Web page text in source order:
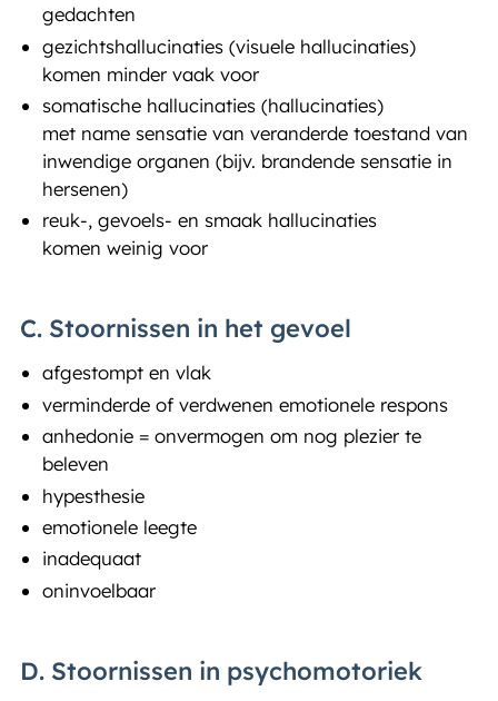
gedachten
gezichtshallucinaties (visuele hallucinaties)
komen minder vaak voor
somatische hallucinaties (hallucinaties)
met name sensatie van veranderde toestand van
inwendige organen (bijv. brandende sensatie in
hersenen)
reuk-, gevoels- en smaak hallucinaties
komen weinig voor
C. Stoornissen in het gevoel
afgestompt en vlak
verminderde of verdwenen emotionele respons
anhedonie = onvermogen om nog plezier te
beleven
hypesthesie
emotionele leegte
inadequaat
oninvoelbaar
D. Stoornissen in psychomotoriek